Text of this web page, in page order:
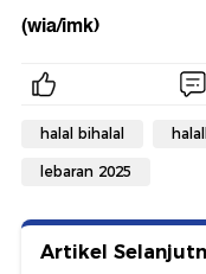
(wia/imk)
halal bihalal
lebaran 2025
Artikel